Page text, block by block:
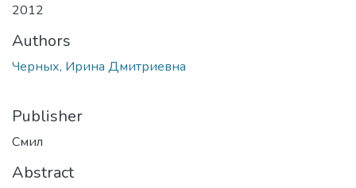
2012
Authors
Черных, Ирина Дмитриевна
Publisher
Смил
Abstract